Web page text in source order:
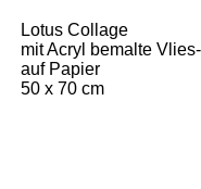
Lotus Collage
mit Acryl bemalte
auf Papier
50 x 70 cm